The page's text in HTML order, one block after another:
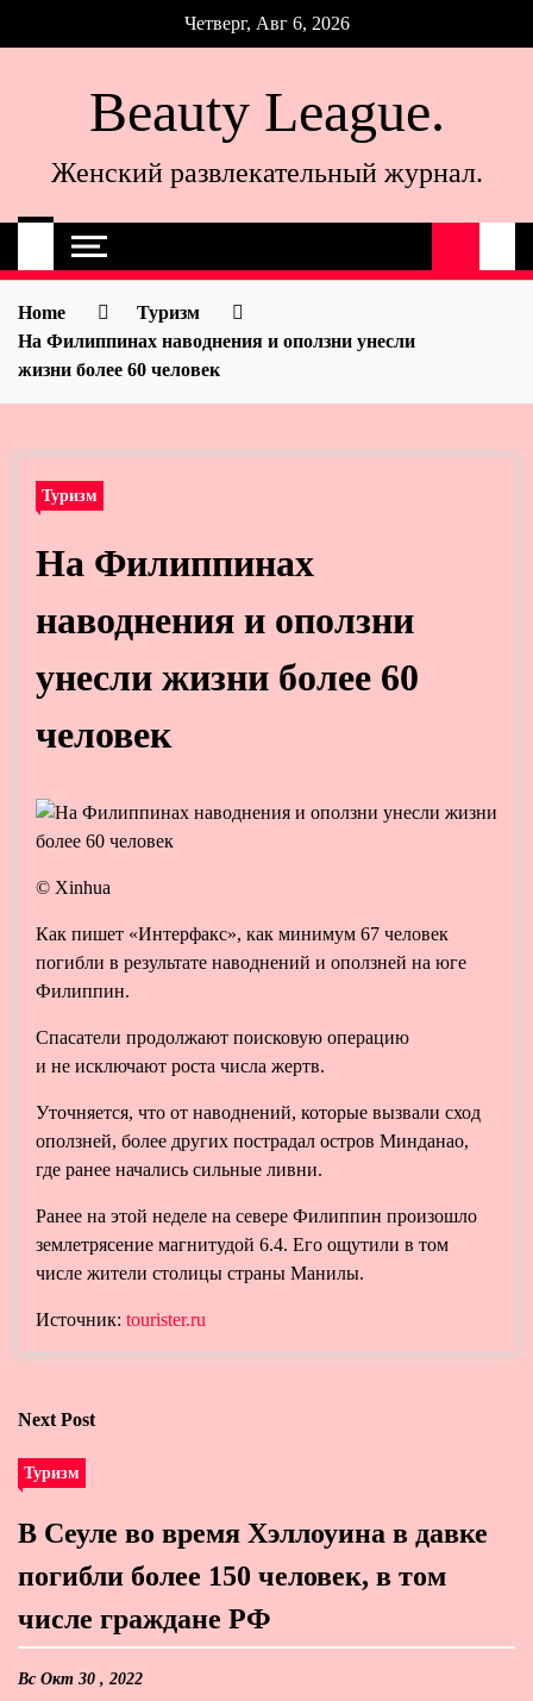
Четверг, Авг 6, 2026
Beauty League.
Женский развлекательный журнал.
Home
Туризм
На Филиппинах наводнения и оползни унесли
жизни более 60 человек
Туризм
На Филиппинах
наводнения и оползни
унесли жизни более 60
человек
© Xinhua
Как пишет «Интерфакс», как минимум 67 человек
погибли в результате наводнений и оползней на юге
Филиппин.
Спасатели продолжают поисковую операцию
и не исключают роста числа жертв.
Уточняется, что от наводнений, которые вызвали сход
оползней, более других пострадал остров Минданао,
где ранее начались сильные ливни.
Ранее на этой неделе на севере Филиппин произошло
землетрясение магнитудой 6.4. Его ощутили в том
числе жители столицы страны Манилы.
Источник: tourister.ru
Next Post
Туризм
В Сеуле во время Хэллоуина в давке
погибли более 150 человек, в том
числе граждане РФ
Вс Окт 30 , 2022